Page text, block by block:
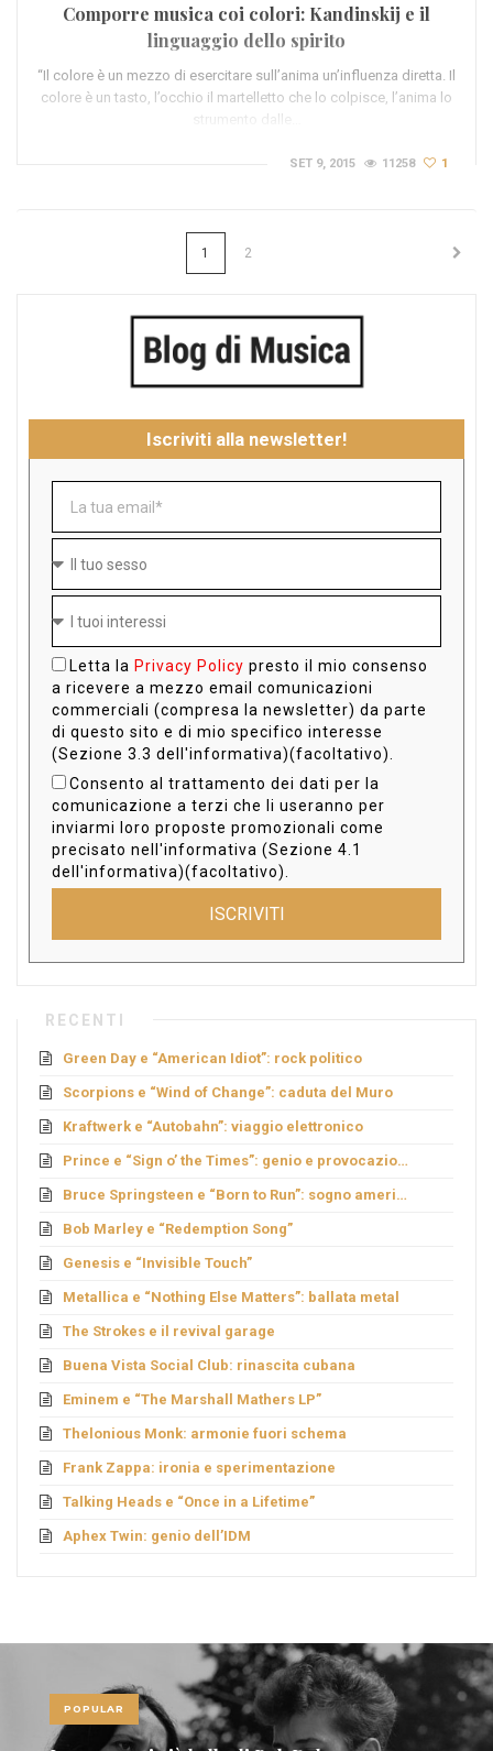
Comporre musica coi colori: Kandinskij e il
linguaggio dello spirito
“Il colore è un mezzo di esercitare sull’anima un’influenza diretta. Il
colore è un tasto, l’occhio il martelletto che lo colpisce, l’anima lo
strumento dalle…
SET 9, 2015 11258 1
1 2
Iscriviti alla newsletter!
Letta la Privacy Policy presto il mio consenso
a ricevere a mezzo email comunicazioni
commerciali (compresa la newsletter) da parte
di questo sito e di mio specifico interesse
(Sezione 3.3 dell'informativa)(facoltativo).
Consento al trattamento dei dati per la
comunicazione a terzi che li useranno per
inviarmi loro proposte promozionali come
precisato nell'informativa (Sezione 4.1
dell'informativa)(facoltativo).
ISCRIVITI
RECENTI
Green Day e “American Idiot”: rock politico
Scorpions e “Wind of Change”: caduta del Muro
Kraftwerk e “Autobahn”: viaggio elettronico
Prince e “Sign o’ the Times”: genio e provocazione
Bruce Springsteen e “Born to Run”: sogno americano
Bob Marley e “Redemption Song”
Genesis e “Invisible Touch”
Metallica e “Nothing Else Matters”: ballata metal
The Strokes e il revival garage
Buena Vista Social Club: rinascita cubana
Eminem e “The Marshall Mathers LP”
Thelonious Monk: armonie fuori schema
Frank Zappa: ironia e sperimentazione
Talking Heads e “Once in a Lifetime”
Aphex Twin: genio dell’IDM
POPULAR